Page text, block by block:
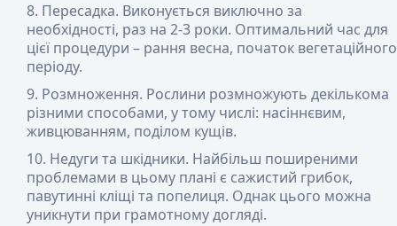
Пересадка. Виконується виключно за
необхідності, раз на 2-3 роки. Оптимальний час для
цієї процедури – рання весна, початок вегетаційного
періоду.
Розмноження. Рослини розмножують декількома
різними способами, у тому числі: насіннєвим,
живцюванням, поділом кущів.
Недуги та шкідники. Найбільш поширеними
проблемами в цьому плані є сажистий грибок,
павутинні кліщі та попелиця. Однак цього можна
уникнути при грамотному догляді.